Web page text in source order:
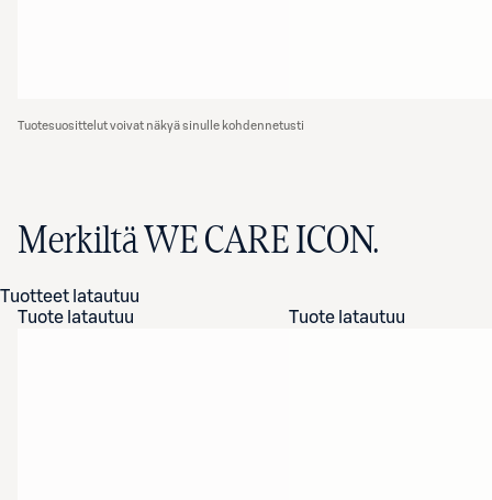
Tuotesuosittelut voivat näkyä sinulle kohdennetusti
Merkiltä WE CARE ICON.
Tuotteet latautuu
Tuote latautuu
Tuote latautuu